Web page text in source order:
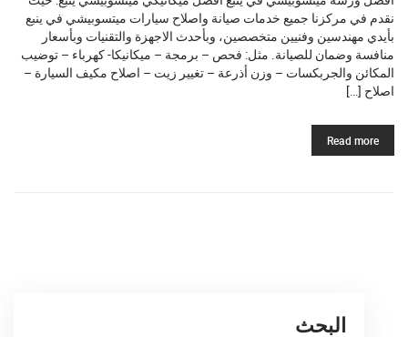
نقدم في مركزنا جميع خدمات صيانة واصلاح سيارات ميتسوبيشي في ينبع
بأيدي مهندسين وفنيين متخصصين، وبأحدث الاجهزة والتقنيات وبأسعار
منافسة وضمان للصيانة. مثل: فحص – برمجة – ميكانيكا- كهرباء – توضيب
المكائن والجربكسات – وزن أذرعة – تغيير زيت – اصلاح مكيف السيارة –
اصلاح […]
Read more
البحث